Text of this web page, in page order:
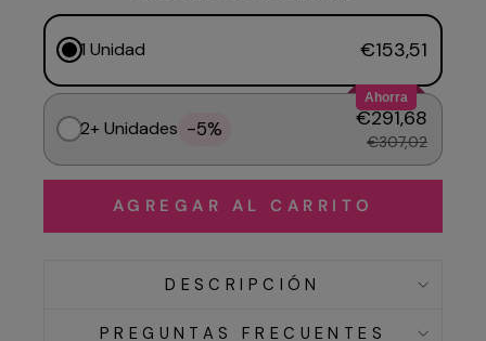
1 Unidad €153,51
Ahorra
2+ Unidades -5% €291,68
€307,02
AGREGAR AL CARRITO
DESCRIPCIÓN
PREGUNTAS FRECUENTES